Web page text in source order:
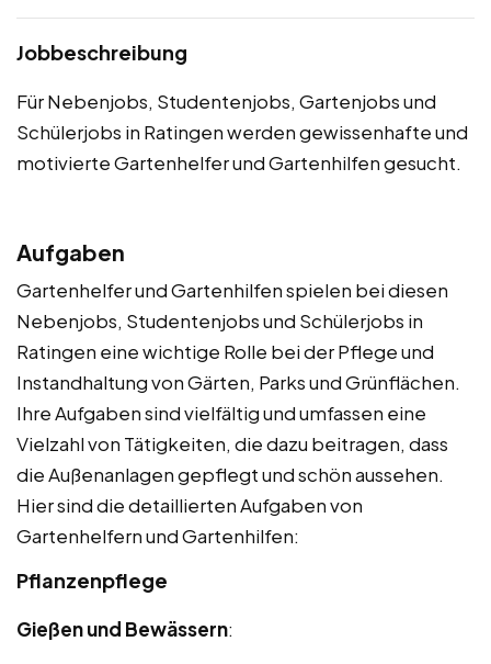
Jobbeschreibung
Für Nebenjobs, Studentenjobs, Gartenjobs und
Schülerjobs in Ratingen werden gewissenhafte und
motivierte Gartenhelfer und Gartenhilfen gesucht.
Aufgaben
Gartenhelfer und Gartenhilfen spielen bei diesen
Nebenjobs, Studentenjobs und Schülerjobs in
Ratingen eine wichtige Rolle bei der Pflege und
Instandhaltung von Gärten, Parks und Grünflächen.
Ihre Aufgaben sind vielfältig und umfassen eine
Vielzahl von Tätigkeiten, die dazu beitragen, dass
die Außenanlagen gepflegt und schön aussehen.
Hier sind die detaillierten Aufgaben von
Gartenhelfern und Gartenhilfen:
Pflanzenpflege
Gießen und Bewässern: